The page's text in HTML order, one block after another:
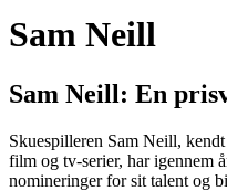
Sam Neill
Sam Neill: En
Skuespilleren Sam Neill,
film og tv-serier, har igennem
nomineringer for sit talent og